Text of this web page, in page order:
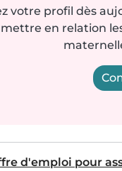
votre profil dès
en relation
d'emploi pour